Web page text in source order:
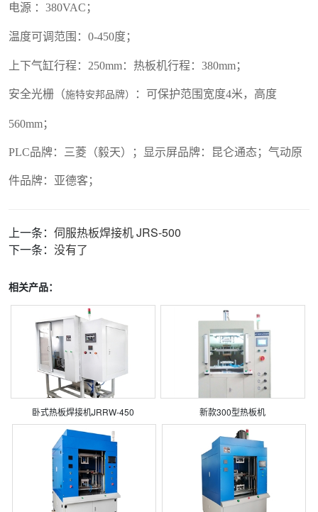
电源 ：380VAC；
温度可调范围：0-450度；
上下气缸行程：250mm：热板机行程：380mm；
安全光栅（施特安邦品牌） ：可保护范围宽度4米，高度
560mm；
PLC品牌：三菱（毅天）；显示屏品牌：昆仑通态；气动原
件品牌：亚德客；
上一条： 伺服热板焊接机 JRS-500
下一条： 没有了
相关产品：
卧式热板焊接机JRRW-450 新款300型热板机